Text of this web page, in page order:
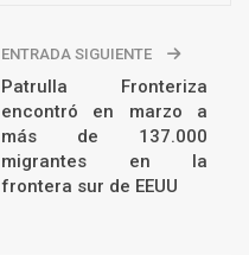
ENTRADA SIGUIENTE
Patrulla Fronteriza
encontró en marzo a
más de 137.000
migrantes en la
frontera sur de EEUU